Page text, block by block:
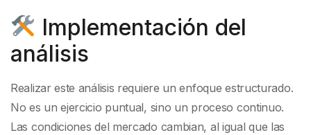
Implementación del
análisis
Realizar este análisis requiere un enfoque estructurado.
No es un ejercicio puntual, sino un proceso continuo.
Las condiciones del mercado cambian, al igual que las